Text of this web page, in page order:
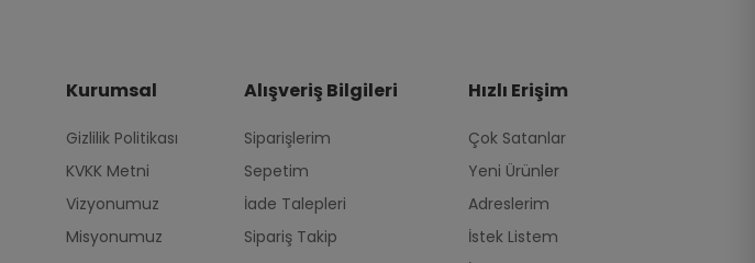
Kurumsal
Gizlilik Politikası
KVKK Metni
Vizyonumuz
Misyonumuz
Alışveriş Bilgileri
Siparişlerim
Sepetim
İade Talepleri
Sipariş Takip
Hızlı Erişim
Çok Satanlar
Yeni Ürünler
Adreslerim
İstek Listem